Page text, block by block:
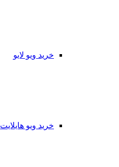
خرید ویو لایو
خرید ویو هایلایت